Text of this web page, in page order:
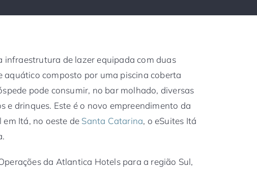
infraestrutura de lazer equipada com duas
aquático composto por uma piscina coberta
pode consumir, no bar molhado, diversas
e drinques. Este é o novo empreendimento da
Itá, no oeste de Santa Catarina, o eSuites Itá
da Atlantica Hotels para a região Sul,